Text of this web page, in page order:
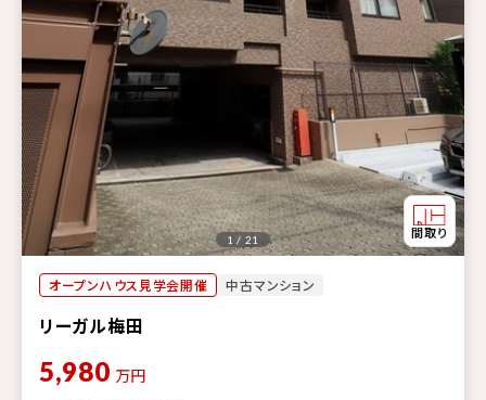
オープンハウス見学会開催 中古マンション
リーガル梅田
1 / 21
5,980 万円